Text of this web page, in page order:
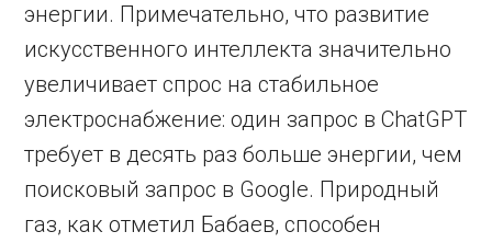
энергии. Примечательно, что развитие
искусственного интеллекта значительно
увеличивает спрос на стабильное
электроснабжение: один запрос в ChatGPT
требует в десять раз больше энергии, чем
поисковый запрос в Google. Природный
газ, как отметил Бабаев, способен